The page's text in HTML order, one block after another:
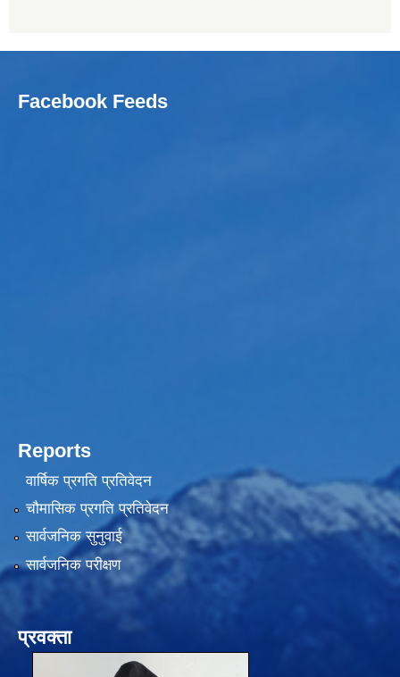
Facebook Feeds
Reports
वार्षिक प्रगति प्रतिवेदन
चौमासिक प्रगति प्रतिवेदन
सार्वजनिक सुनुवाई
सार्वजनिक परीक्षण
प्रवक्ता